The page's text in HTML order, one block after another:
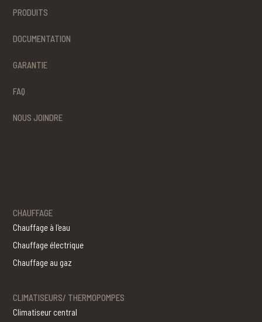
PRODUITS
DOCUMENTATION
GARANTIE
FAQ
NOUS JOINDRE
CHAUFFAGE
Chauffage à l'eau
Chauffage électrique
Chauffage au gaz
CLIMATISEURS/ THERMOPOMPES
Climatiseur central